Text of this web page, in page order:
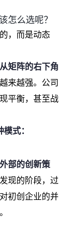
怎么选呢？
，而是动态
从矩阵的右下角
来越强。公司
平衡，甚至战
模式：
部的创新策
现的阶段，过
初创企业的并